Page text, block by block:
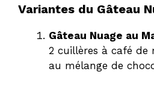
Variantes du Gâteau
Gâteau Nuage au
2 cuillères à café de
au mélange de